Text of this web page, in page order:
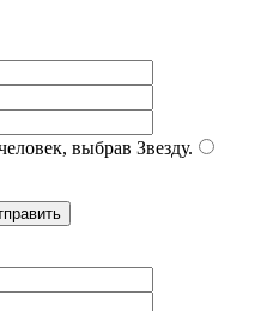
выбрав Звезду.